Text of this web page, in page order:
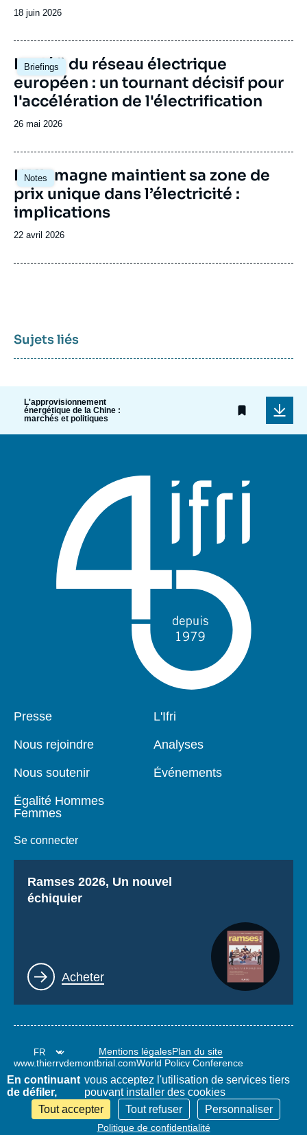
Date
publication
18 juin 2026
Briefings
Image
principale
Le défi du réseau électrique
européen : un tournant décisif pour
l'accélération de l'électrification
Date
publication
26 mai 2026
Notes
Image
principale
L’Allemagne maintient sa zone de
prix unique dans l’électricité :
implications
Date
publication
22 avril 2026
Sujets liés
L'approvisionnement
énergétique de la Chine :
marchés et politiques
Pied
Presse
Nous rejoindre
Nous soutenir
Égalité Hommes
Femmes
Se connecter
Navigation
L'Ifri
Analyses
Événements
Titre
Ramses 2026, Un nouvel
échiquier
Lien
Acheter
Mentions légalesPlan du site
www.thierrydemontbrial.comWorld Policy Conference
En continuant
de défiler,
vous acceptez l'utilisation de services tiers
pouvant installer des cookies
Tout accepter
Tout refuser Personnaliser
Politique de confidentialité